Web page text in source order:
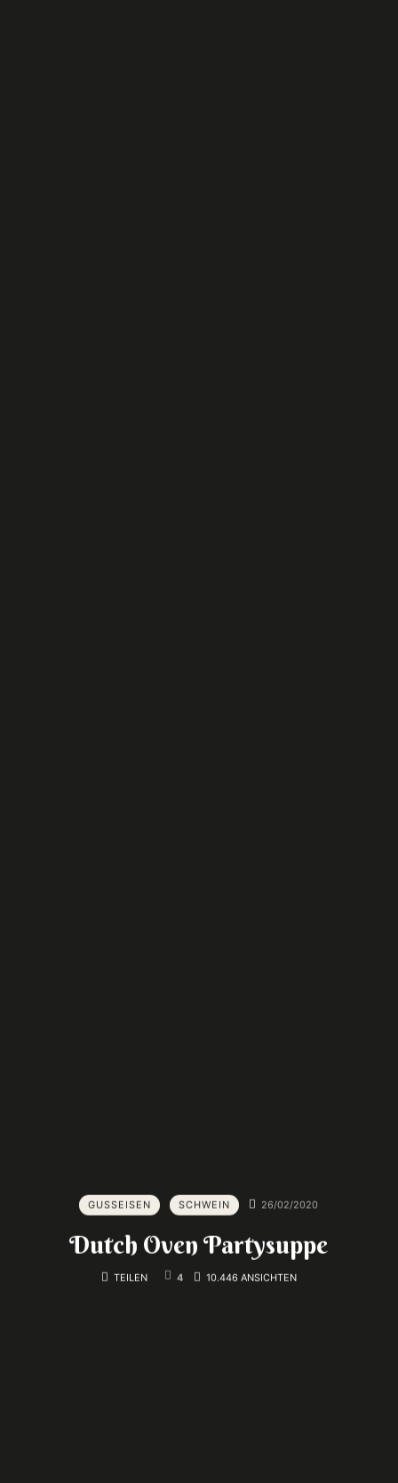
GUSSEISEN SCHWEIN 26/02/2020
Dutch Oven Partysuppe
TEILEN 4 10.446 ANSICHTEN